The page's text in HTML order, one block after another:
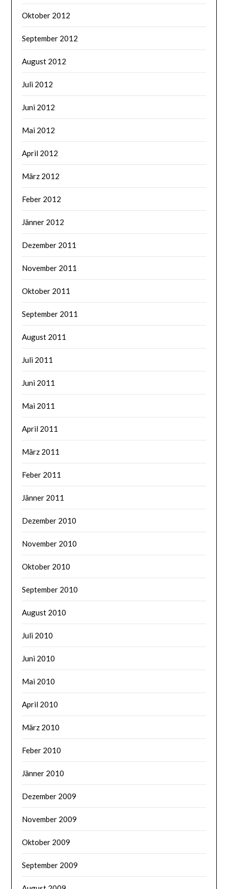
Oktober 2012
September 2012
August 2012
Juli 2012
Juni 2012
Mai 2012
April 2012
März 2012
Feber 2012
Jänner 2012
Dezember 2011
November 2011
Oktober 2011
September 2011
August 2011
Juli 2011
Juni 2011
Mai 2011
April 2011
März 2011
Feber 2011
Jänner 2011
Dezember 2010
November 2010
Oktober 2010
September 2010
August 2010
Juli 2010
Juni 2010
Mai 2010
April 2010
März 2010
Feber 2010
Jänner 2010
Dezember 2009
November 2009
Oktober 2009
September 2009